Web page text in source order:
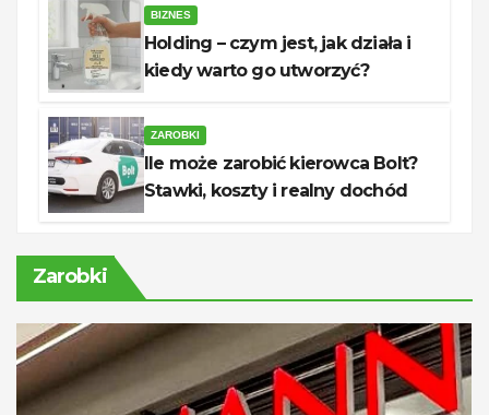
BIZNES
Holding – czym jest, jak działa i
kiedy warto go utworzyć?
ZAROBKI
Ile może zarobić kierowca Bolt?
Stawki, koszty i realny dochód
Zarobki